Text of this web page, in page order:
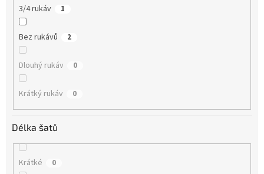
3/4 rukáv 1
Bez rukávů 2
Dlouhý rukáv 0
Krátký rukáv 0
Délka šatů
Krátké 0